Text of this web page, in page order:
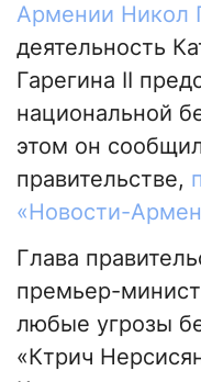
Армении Никол
деятельность
Гарегина II
национальной
этом он
правительстве,
«Новости-
Глава
премьер-
любые угрозы
«Ктрич